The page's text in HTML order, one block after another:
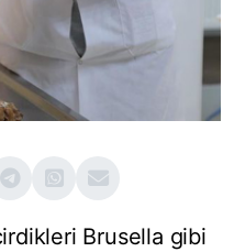
Brusella gibi